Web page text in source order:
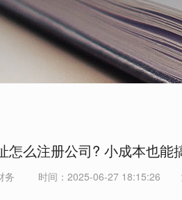
怎么注册公司? 小成本也能
务 时间：2025-06-27 18:15:26